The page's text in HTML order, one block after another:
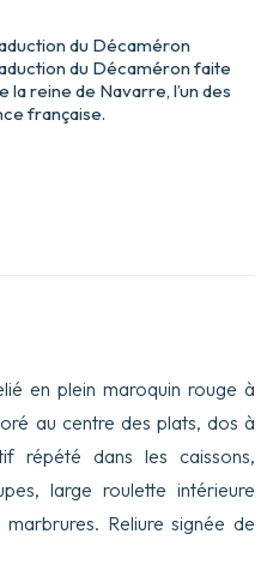
du Décaméron
du Décaméron faite
la reine de Navarre, l’un des
française.
en plein maroquin rouge à
au centre des plats, dos à
répété dans les caissons,
large roulette intérieure
Reliure signée de